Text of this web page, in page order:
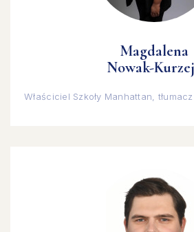
Magdalena
Nowak-
Właściciel Szkoły Manhattan,